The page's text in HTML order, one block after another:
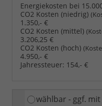
Energiekosten bei
CO2 Kosten (niedrig)
1.350,- €
CO2 Kosten (mittel)
3.206,25 €
CO2 Kosten (hoch)
4.950,- €
Jahressteuer: 154,- €
wählbar - ggf.